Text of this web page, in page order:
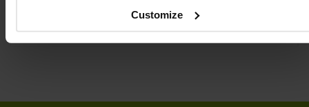
Customize
AVALIAÇÕES